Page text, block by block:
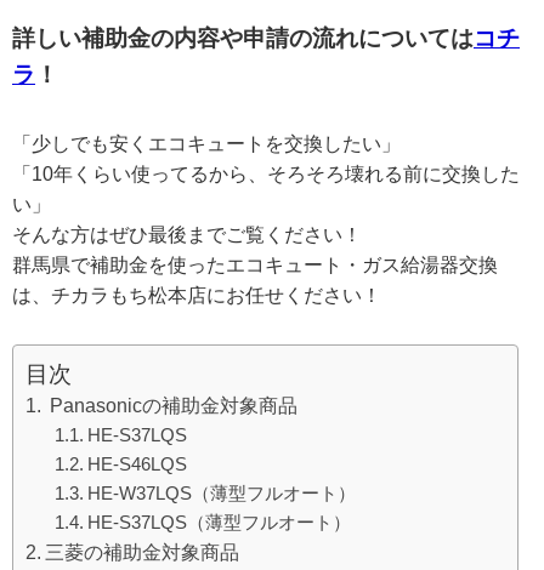
詳しい補助金の内容や申請の流れについてはコチ
ラ ！
「少しでも安くエコキュートを交換したい」
「10年くらい使ってるから、そろそろ壊れる前に交換した
い」
そんな方はぜひ最後までご覧ください！
群馬県で補助金を使ったエコキュート・ガス給湯器交換
は、チカラもち松本店にお任せください！
目次
Panasonicの補助金対象商品
HE-S37LQS
HE-S46LQS
HE-W37LQS（薄型フルオート）
HE-S37LQS（薄型フルオート）
三菱の補助金対象商品